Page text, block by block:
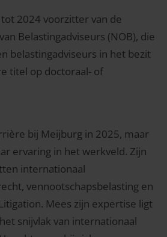
2024 voorzitter van de
Belastingadviseurs (NOB), die
belastingadviseurs in het bezit
titel op doctoraal- of
bij Meijburg in 2025, maar
ervaring in het werkveld. Zijn
internationaal
vennootschapsbelasting en
Mees zijn expertise ligt
snijvlak van internationaal